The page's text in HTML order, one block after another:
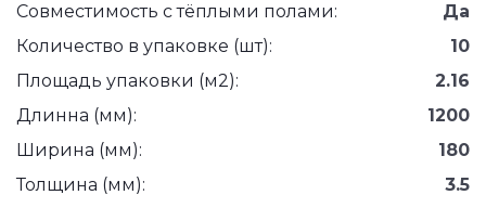
Совместимость с тёплыми полами:
Да
Количество в упаковке (шт):
10
Площадь упаковки (м2):
2.16
Длинна (мм):
1200
Ширина (мм):
180
Толщина (мм):
3.5